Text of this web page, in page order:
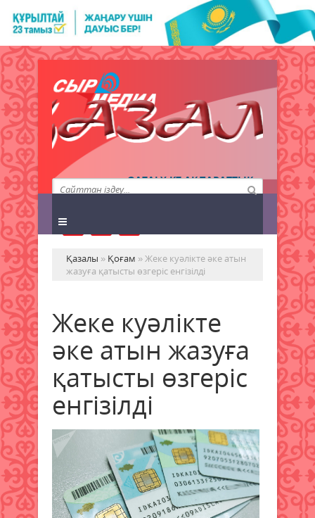
QAZALY.KZ АҚПАРАТТЫҚ
АГЕНТТІГІ
Қазалы » Қоғам » Жеке куәлікте әке атын
жазуға қатысты өзгеріс енгізілді
Жеке куәлікте
әке атын жазуға
қатысты өзгеріс
енгізілді